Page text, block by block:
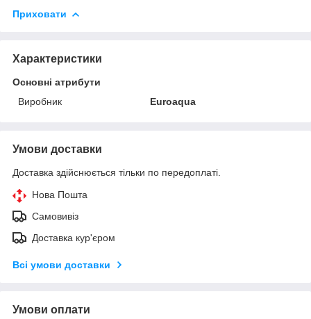
Приховати
Характеристики
Основні атрибути
Виробник
Euroaqua
Умови доставки
Доставка здійснюється тільки по передоплаті.
Нова Пошта
Самовивіз
Доставка кур'єром
Всі умови доставки
Умови оплати